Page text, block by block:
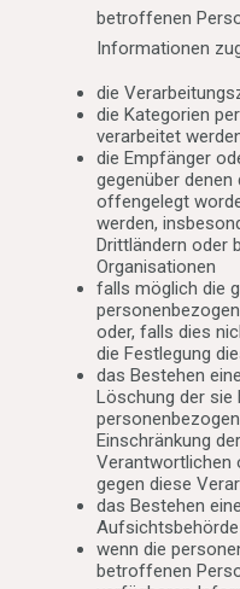
betroffenen
Informationen
die
die Kategorien
verarbeitet
die Empfänger
gegenüber
offengelegt
werden,
Drittländern oder
Organisationen
falls möglich die
oder, falls dies
die Festlegung
das Bestehen
Löschung der sie
Einschränkung
Verantwortlichen
gegen diese
das Bestehen
Aufsichtsbehörde
wenn die
betroffenen